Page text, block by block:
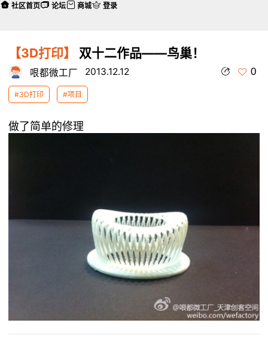
【3D打印】 双十二作品——鸟巢！
哏都微工厂 2013.12.12 0
#3D打印 #项目
做了简单的修理
社区首页 论坛 商城 登录